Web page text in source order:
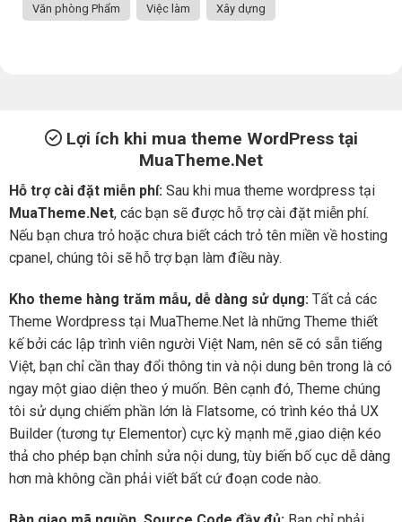
Văn phòng Phẩm Việc làm Xây dựng
Lợi ích khi mua theme WordPress tại
MuaTheme.Net
Hỗ trợ cài đặt miễn phí: Sau khi mua theme wordpress tại
MuaTheme.Net, các bạn sẽ được hỗ trợ cài đặt miễn phí.
Nếu bạn chưa trỏ hoặc chưa biết cách trỏ tên miền về hosting
cpanel, chúng tôi sẽ hỗ trợ bạn làm điều này.
Kho theme hàng trăm mẫu, dễ dàng sử dụng: Tất cả các
Theme Wordpress tại MuaTheme.Net là những Theme thiết
kế bởi các lập trình viên người Việt Nam, nên sẽ có sẵn tiếng
Việt, bạn chỉ cần thay đổi thông tin và nội dung bên trong là có
ngay một giao diện theo ý muốn. Bên cạnh đó, Theme chúng
tôi sử dụng chiếm phần lớn là Flatsome, có trình kéo thả UX
Builder (tương tự Elementor) cực kỳ mạnh mẽ ,giao diện kéo
thả cho phép bạn chỉnh sửa nội dung, tùy biến bố cục dễ dàng
hơn mà không cần phải viết bất cứ đoạn code nào.